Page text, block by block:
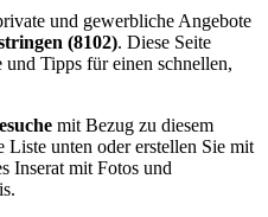
und gewerbliche Angebote
(8102). Diese Seite
und Tipps für einen schnellen,
mit Bezug zu diesem
Liste unten oder erstellen Sie mit
Inserat mit Fotos und